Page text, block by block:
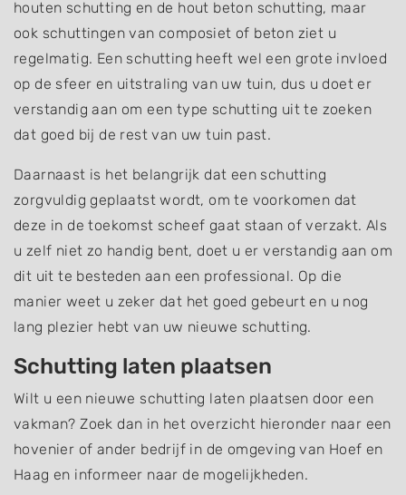
houten schutting en de hout beton schutting, maar
ook schuttingen van composiet of beton ziet u
regelmatig. Een schutting heeft wel een grote invloed
op de sfeer en uitstraling van uw tuin, dus u doet er
verstandig aan om een type schutting uit te zoeken
dat goed bij de rest van uw tuin past.
Daarnaast is het belangrijk dat een schutting
zorgvuldig geplaatst wordt, om te voorkomen dat
deze in de toekomst scheef gaat staan of verzakt. Als
u zelf niet zo handig bent, doet u er verstandig aan om
dit uit te besteden aan een professional. Op die
manier weet u zeker dat het goed gebeurt en u nog
lang plezier hebt van uw nieuwe schutting.
Schutting laten plaatsen
Wilt u een nieuwe schutting laten plaatsen door een
vakman? Zoek dan in het overzicht hieronder naar een
hovenier of ander bedrijf in de omgeving van Hoef en
Haag en informeer naar de mogelijkheden.